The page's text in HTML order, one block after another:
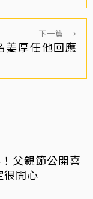
下一篇 →
厚任他回應
父親節公開喜
很開心